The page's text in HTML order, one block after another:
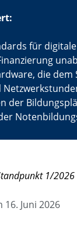
für
die
der
1/2026
Juni 2026